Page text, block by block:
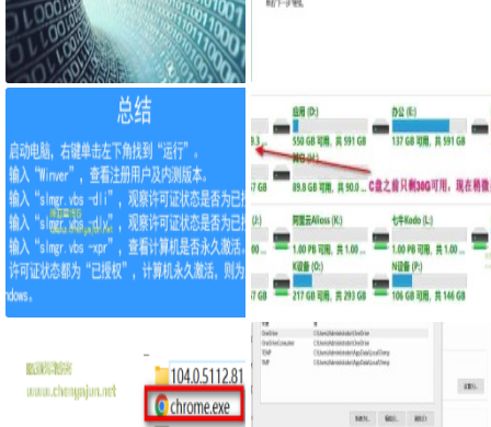
电脑不支持Win11仍安装Windows
11
怎么查看win10系统是否为正版
mklink创建符号软链接减少C盘占
用